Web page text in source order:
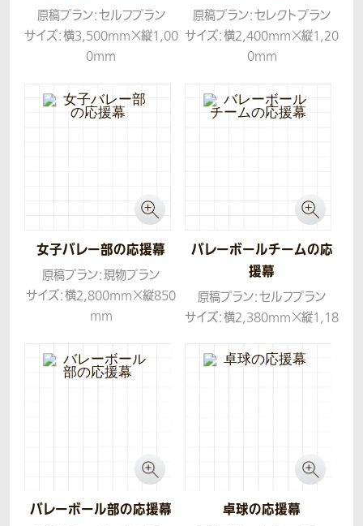
原稿プラン：セルフプラン
サイズ：横3,500mm×縦1,00
0mm
原稿プラン：セレクトプラン
サイズ：横2,400mm×縦1,20
0mm
女子バレー部の応援幕
原稿プラン：現物プラン
サイズ：横2,800mm×縦850
mm
バレーボールチームの応
援幕
原稿プラン：セルフプラン
サイズ：横2,380mm×縦1,18
生地：帆布
バレーボール部の応援幕 卓球の応援幕